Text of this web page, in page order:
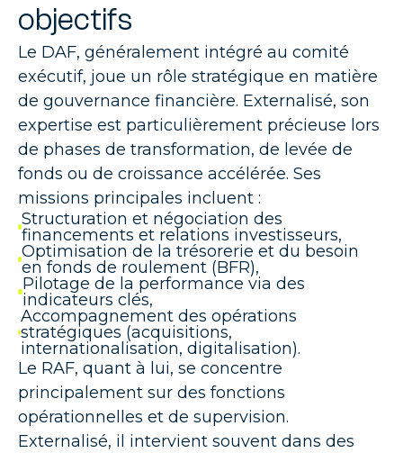
objectifs
Le DAF, généralement intégré au comité
exécutif, joue un rôle stratégique en matière
de gouvernance financière. Externalisé, son
expertise est particulièrement précieuse lors
de phases de transformation, de levée de
fonds ou de croissance accélérée. Ses
missions principales incluent :
Structuration et négociation des
financements et relations investisseurs,
Optimisation de la trésorerie et du besoin
en fonds de roulement (BFR),
Pilotage de la performance via des
indicateurs clés,
Accompagnement des opérations
stratégiques (acquisitions,
internationalisation, digitalisation).
Le RAF, quant à lui, se concentre
principalement sur des fonctions
opérationnelles et de supervision.
Externalisé, il intervient souvent dans des